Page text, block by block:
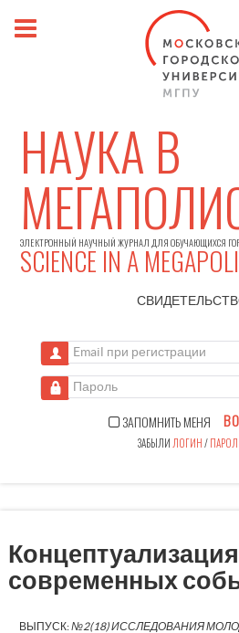
НАУКА В
ЭЛЕКТРОННЫЙ НАУЧНЫЙ ЖУРНАЛ ДЛЯ ОБУЧАЮЩИХСЯ
SCIENCE IN A
Email при регистрации
Пароль
ЗАПОМНИТЬ МЕНЯ
ЗАБЫЛИ ЛОГИН/
Концептуализация
современных
ВЫПУСК:№2(18) ИССЛЕДОВАНИЯ